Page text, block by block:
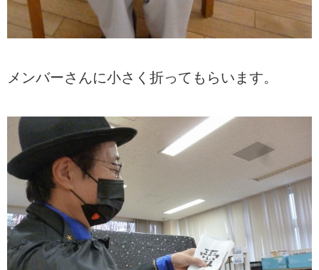
メンバーさんに小さく折ってもらいます。